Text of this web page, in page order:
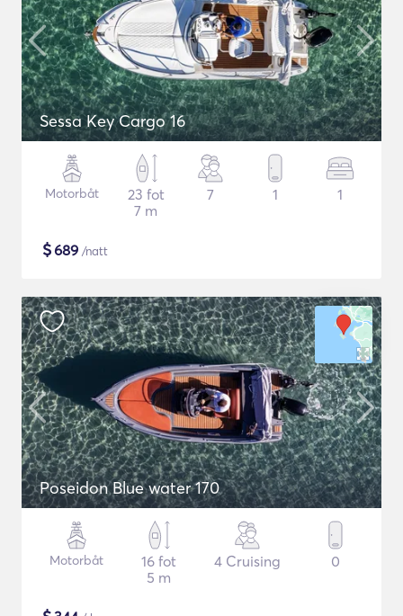
Sessa Key Cargo 16
Motorbåt
23 fot
7 m
7 1 1
$689 /natt
Poseidon Blue water 170
Motorbåt
16 fot
5 m
4 Cruising 0